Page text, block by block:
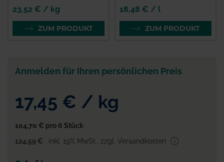
23,52 € / kg
ZUM PRODUKT
18,48 € / l
ZUM PRODUKT
Anmelden für Ihren persönlichen Preis
17,45 € / kg
104,70 € pro 6 Stück
124,59 €
inkl. 19% MwSt. zzgl. Versandkosten